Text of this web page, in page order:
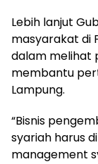
Lebih lanjut
masyarakat di
dalam melihat
membantu
Lampung.
“Bisnis
syariah harus
management